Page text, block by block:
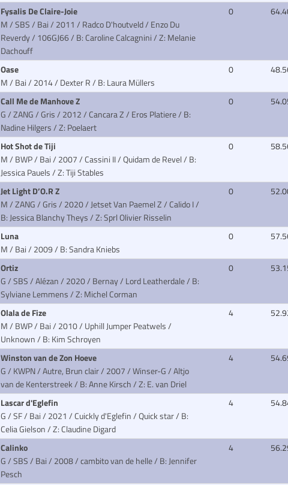
Fysalis De Claire-Joie
M / SBS / Bai / 2011 / Radco D'houtveld / Enzo Du
Reverdy/ 106GJ66 / B: Caroline Calcagnini / Z: Melanie
Dachouff
0
Oase
M / Bai / 2014 / Dexter R/ B: Laura Müllers
0
Call Me de Manhove Z
G / ZANG / Gris / 2012 / Cancara Z / Eros Platiere/ B:
Nadine Hilgers / Z: Poelaert
0
Hot Shot de Tiji
M / BWP / Bai / 2007 / Cassini II / Quidam de Revel/ B:
Jessica Pauels / Z: Tiji Stables
0
Jet Light D’O.R Z
M / ZANG / Gris / 2020 / Jetset Van Paemel Z / Calido I/
B: Jessica Blanchy Theys / Z: Sprl Olivier Risselin
0
Luna
M / Bai / 2009/ B: Sandra Kniebs
0
Ortiz
G / SBS / Alézan / 2020 / Bernay / Lord Leatherdale/ B:
Sylviane Lemmens / Z: Michel Corman
0
Olala de Fize
M / BWP / Bai / 2010 / Uphill Jumper Peatwels /
Unknown/ B: Kim Schroyen
4
Winston van de Zon Hoeve
G / KWPN / Autre, Brun clair / 2007 / Winser-G / Altjo
van de Kenterstreek/ B: Anne Kirsch / Z: E. van Driel
4
Lascar d'Eglefin
G / SF / Bai / 2021 / Cuickly d'Eglefin / Quick star/ B:
Celia Gielson / Z: Claudine Digard
4
Calinko
G / SBS / Bai / 2008 / cambito van de helle/ B: Jennifer
Pesch
4